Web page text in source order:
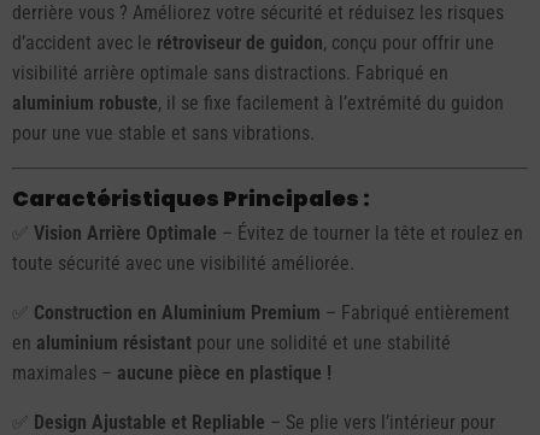
derrière vous ? Améliorez votre sécurité et réduisez les risques
d’accident avec le rétroviseur de guidon, conçu pour offrir une
visibilité arrière optimale sans distractions. Fabriqué en
aluminium robuste, il se fixe facilement à l’extrémité du guidon
pour une vue stable et sans vibrations.
Caractéristiques Principales :
✅ Vision Arrière Optimale – Évitez de tourner la tête et roulez en
toute sécurité avec une visibilité améliorée.
✅ Construction en Aluminium Premium – Fabriqué entièrement
en aluminium résistant pour une solidité et une stabilité
maximales – aucune pièce en plastique !
✅ Design Ajustable et Repliable – Se plie vers l’intérieur pour